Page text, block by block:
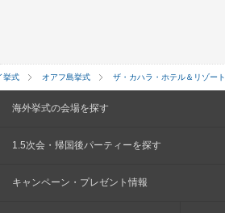
挙式 オアフ島挙式 ザ・カハラ・ホテル＆リゾート
海外挙式の会場を探す
1.5次会・帰国後パーティーを探す
キャンペーン・プレゼント情報